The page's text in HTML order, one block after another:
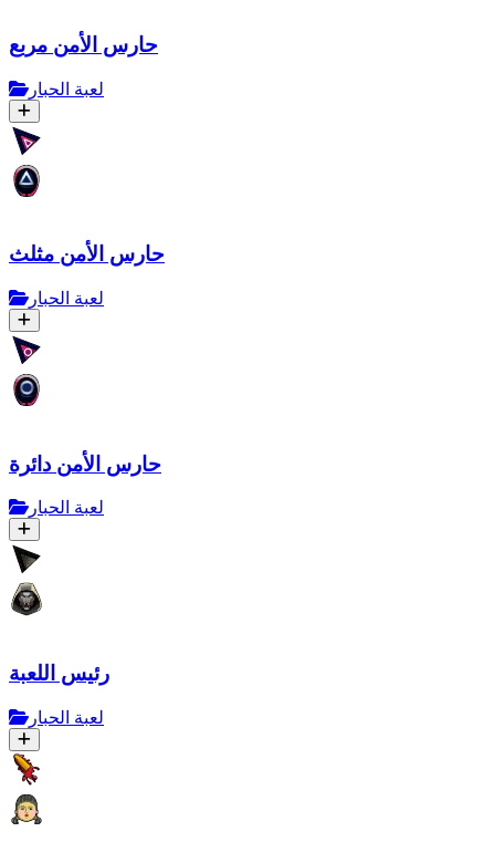
حارس الأمن مربع
لعبة الحبار
حارس الأمن مثلث
لعبة الحبار
حارس الأمن دائرة
لعبة الحبار
رئيس اللعبة
لعبة الحبار